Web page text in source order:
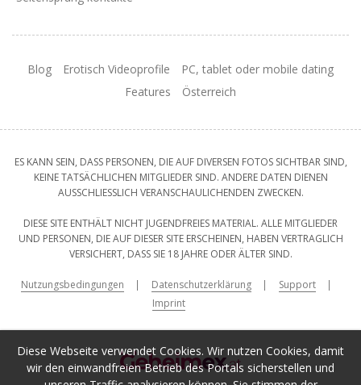
Diese Webseite verwendet Cookies. Wir nutzen Cookies, damit
wir den einwandfreien Betrieb des Portals sicherstellen und
Blog Erotisch Videoprofile
PC, tablet oder mobile dating
Features
Österreich
ES KANN SEIN, DASS PERSONEN, DIE AUF DIVERSEN FOTOS SICHTBAR SIND,
KEINE TATSÄCHLICHEN MITGLIEDER SIND. ANDERE DATEN DIENEN
AUSSCHLIESSLICH VERANSCHAULICHENDEN ZWECKEN.
DIESE SITE ENTHÄLT NICHT JUGENDFREIES MATERIAL. ALLE MITGLIEDER
UND PERSONEN, DIE AUF DIESER SITE ERSCHEINEN, HABEN VERTRAGLICH
VERSICHERT, DASS SIE 18 JAHRE ODER ÄLTER SIND.
Nutzungsbedingungen Datenschutzerklärung
Support
Imprint